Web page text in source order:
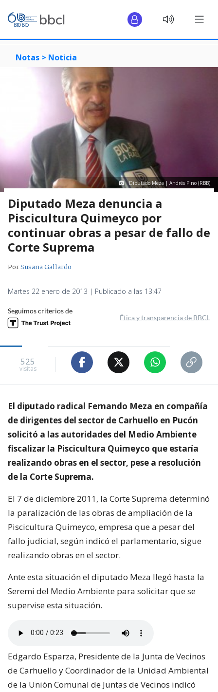
Notas > Noticia
Diputado Meza | Andrés Pino (RBB)
Diputado Meza denuncia a
Piscicultura Quimeyco por
continuar obras a pesar de fallo de
Corte Suprema
PorSusana Gallardo
Martes 22 enero de 2013 | Publicado a las 13:47
Seguimos criterios de
Ética y transparencia de BBCL
525
visitas
El diputado radical Fernando Meza en compañía
de dirigentes del sector de Carhuello en Pucón
solicitó a las autoridades del Medio Ambiente
fiscalizar la Piscicultura Quimeyco que estaría
realizando obras en el sector, pese a resolución
de la Corte Suprema.
El 7 de diciembre 2011, la Corte Suprema determinó
la paralización de las obras de ampliación de la
Piscicultura Quimeyco, empresa que a pesar del
fallo judicial, según indicó el parlamentario, sigue
realizando obras en el sector.
Ante esta situación el diputado Meza llegó hasta la
Seremi del Medio Ambiente para solicitar que se
supervise esta situación.
Edgardo Esparza, Presidente de la Junta de Vecinos
de Carhuello y Coordinador de la Unidad Ambiental
de la Unión Comunal de Juntas de Vecinos indicó